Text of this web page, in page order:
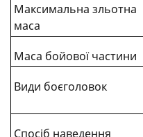
Максимальна зльотна
маса
Маса бойової частини
Види боєголовок
Спосіб наведення